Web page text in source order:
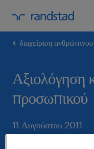
διαχείριση
Αξιολόγηση
προσωπικού
11 Αυγούστου 2011